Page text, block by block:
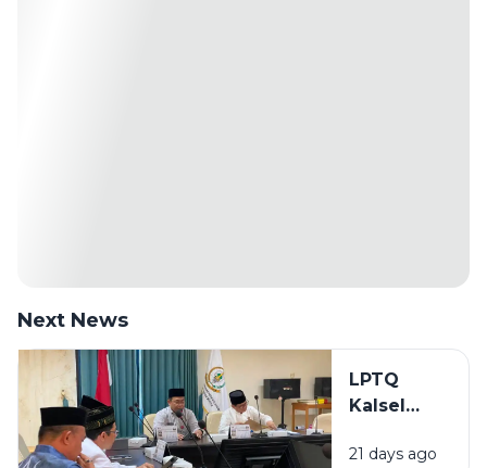
Next News
LPTQ
Kalsel
Gembleng
21 days ago